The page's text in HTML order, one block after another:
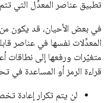
تطبيق عناصر المعدِّل التي تتم
في بعض الأحيان، قد يكون
المعدِّلات نفسها في عناصر
متغيّرات ورفعها إلى نطاقات
قراءة الرمز أو المساعدة في
لن يتم تكرار إعادة